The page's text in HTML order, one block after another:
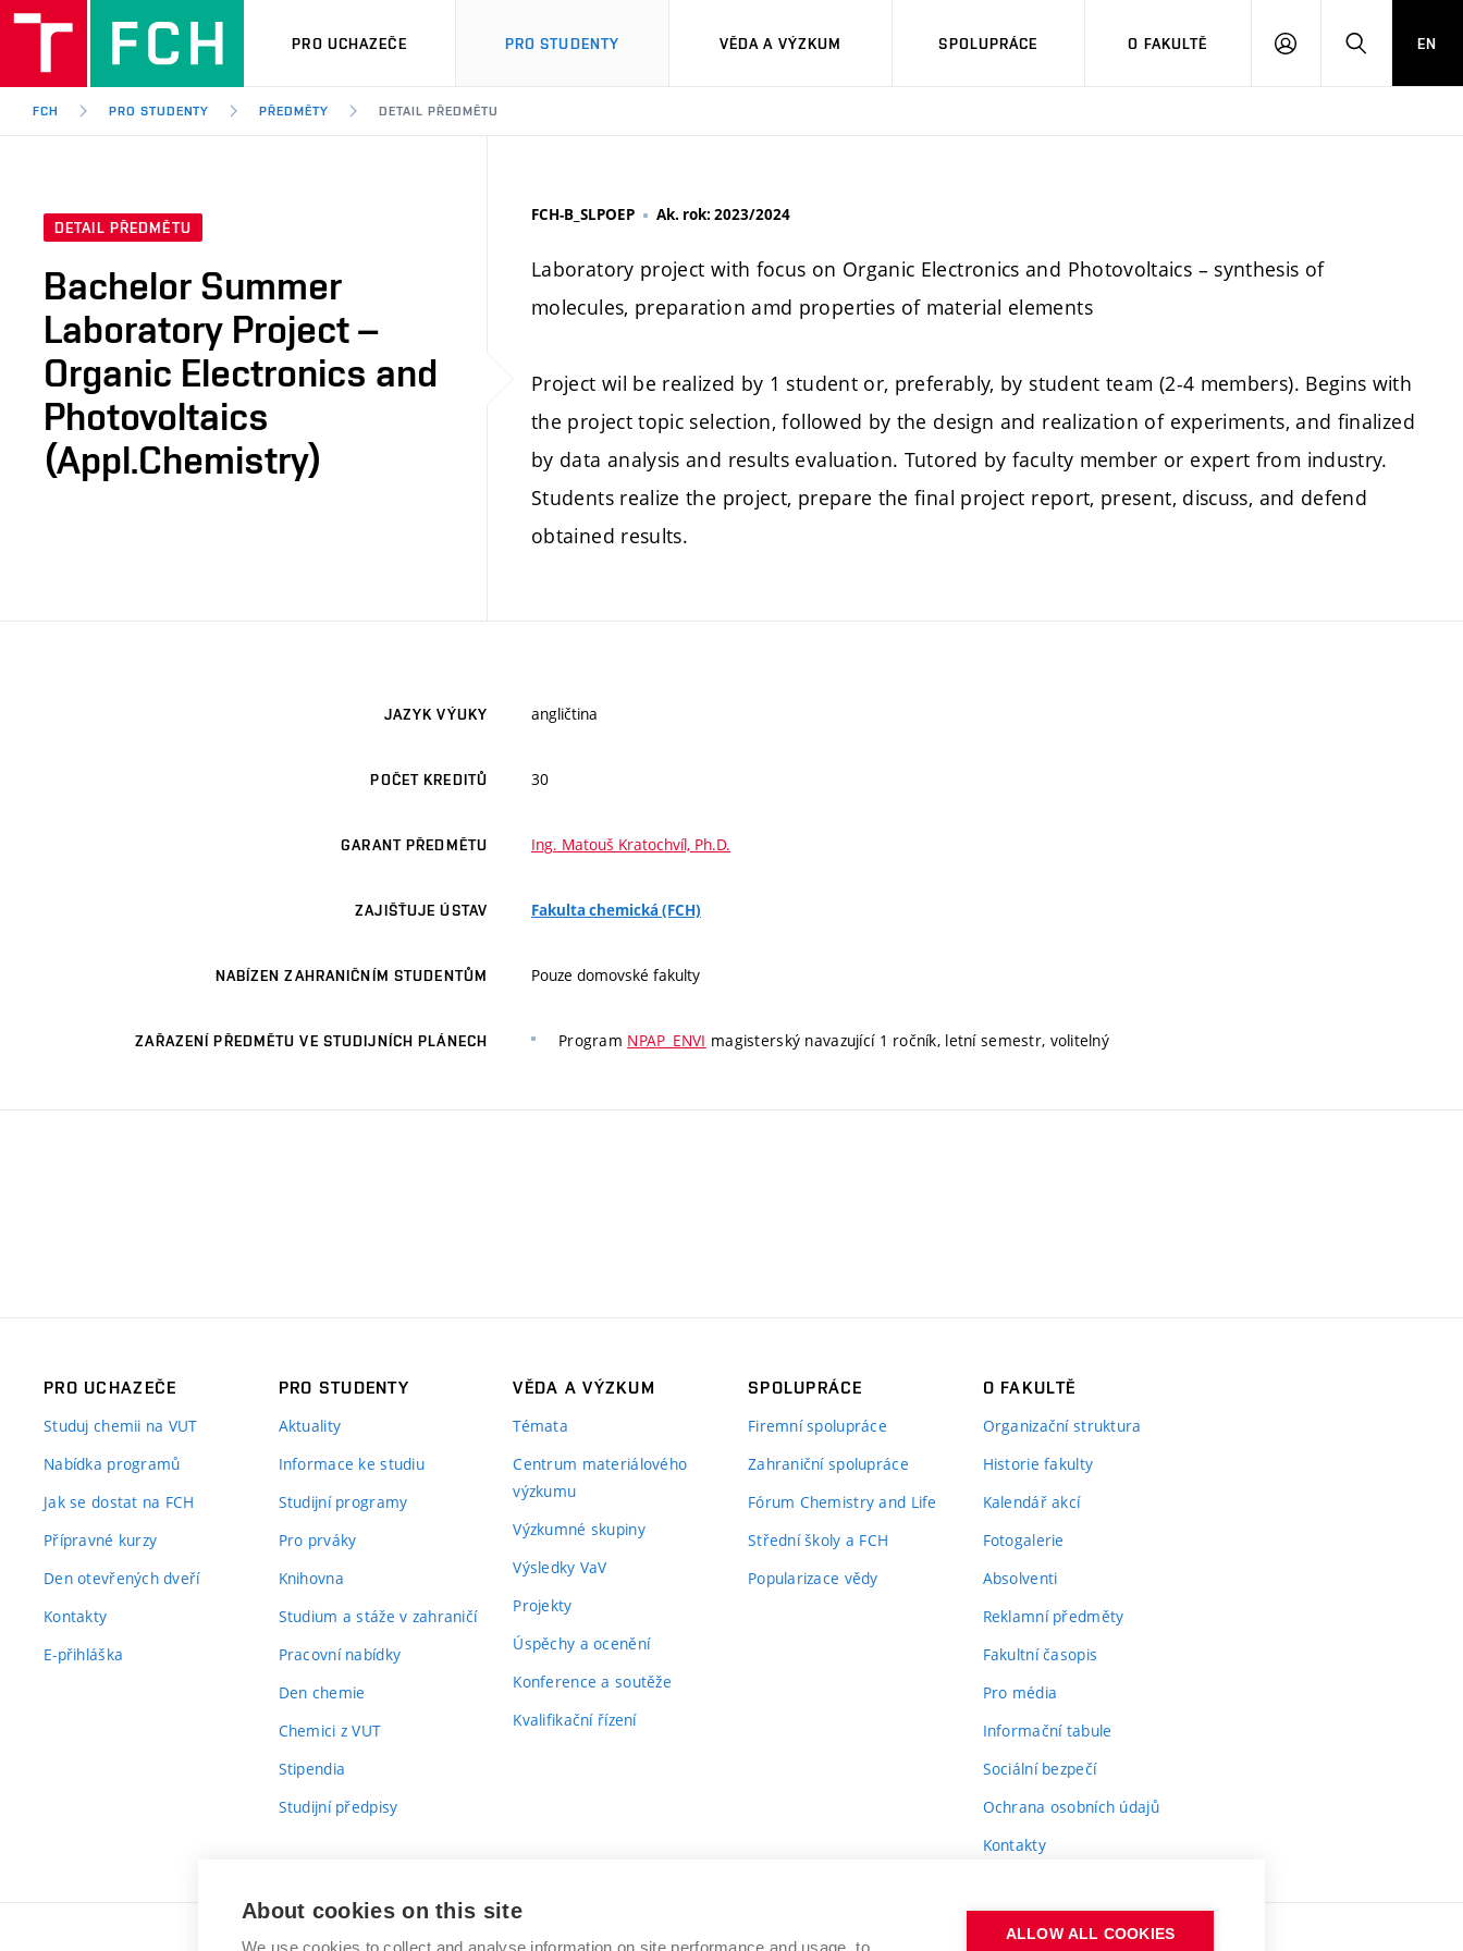
PRO UCHAZEČE PRO STUDENTY VĚDA A VÝZKUM SPOLUPRÁCE O FAKULTĚ
PŘIHLÁSITHLEDAT
EN
FCH PRO STUDENTY PŘEDMĚTY DETAIL PŘEDMĚTU
DETAIL PŘEDMĚTU
Bachelor Summer
Laboratory Project –
Organic Electronics and
Photovoltaics
(Appl.Chemistry)
FCH-B_SLPOEP Ak. rok: 2023/2024
Laboratory project with focus on Organic Electronics and Photovoltaics – synthesis of
molecules, preparation amd properties of material elements
Project wil be realized by 1 student or, preferably, by student team (2-4 members). Begins with
the project topic selection, followed by the design and realization of experiments, and finalized
by data analysis and results evaluation. Tutored by faculty member or expert from industry.
Students realize the project, prepare the final project report, present, discuss, and defend
obtained results.
JAZYK VÝUKY angličtina
POČET KREDITŮ 30
GARANT PŘEDMĚTU Ing. Matouš Kratochvíl, Ph.D.
ZAJIŠŤUJE ÚSTAV Fakulta chemická (FCH)
NABÍZEN ZAHRANIČNÍM STUDENTŮM Pouze domovské fakulty
ZAŘAZENÍ PŘEDMĚTU VE STUDIJNÍCH PLÁNECH Program NPAP_ENVI magisterský navazující 1 ročník, letní semestr, volitelný
PRO UCHAZEČE
Studuj chemii na VUT
Nabídka programů
Jak se dostat na FCH
Přípravné kurzy
Den otevřených dveří
Kontakty
E-přihláška
PRO STUDENTY
Aktuality
Informace ke studiu
Studijní programy
Pro prváky
Knihovna
Studium a stáže v zahraničí
Pracovní nabídky
Den chemie
Chemici z VUT
Stipendia
Studijní předpisy
VĚDA A VÝZKUM
Témata
Centrum materiálového
výzkumu
Výzkumné skupiny
Výsledky VaV
Projekty
Úspěchy a ocenění
Konference a soutěže
Kvalifikační řízení
SPOLUPRÁCE
Firemní spolupráce
Zahraniční spolupráce
Fórum Chemistry and Life
Střední školy a FCH
Popularizace vědy
O FAKULTĚ
Organizační struktura
Historie fakulty
Kalendář akcí
Fotogalerie
Absolventi
Reklamní předměty
Fakultní časopis
Pro média
Informační tabule
Sociální bezpečí
Ochrana osobních údajů
Kontakty
About cookies on this site
We use cookies to collect and analyse information on site performance and usage, to
ALLOW ALL COOKIES